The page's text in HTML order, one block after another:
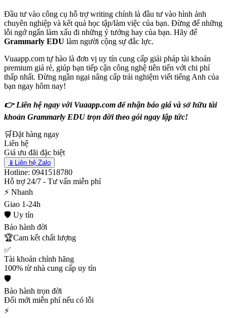
Đầu tư vào công cụ hỗ trợ writing chính là đầu tư vào hình ảnh
chuyên nghiệp và kết quả học tập/làm việc của bạn. Đừng để những
lỗi ngớ ngẩn làm xấu đi những ý tưởng hay của bạn. Hãy để
Grammarly EDU làm người cộng sự đắc lực.
Vuaapp.com tự hào là đơn vị uy tín cung cấp giải pháp tài khoản
premium giá rẻ, giúp bạn tiếp cận công nghệ tiên tiến với chi phí
thấp nhất. Đừng ngần ngại nâng cấp trải nghiệm viết tiếng Anh của
bạn ngay hôm nay!
👉 Liên hệ ngay với Vuaapp.com để nhận báo giá và sở hữu tài
khoản Grammarly EDU trọn đời theo gói ngay lập tức!
🛒Đặt hàng ngay
Liên hệ
Giá ưu đãi đặc biệt
📱 Liên hệ Zalo
Hotline: 0941518780
Hỗ trợ 24/7 - Tư vấn miễn phí
⚡ Nhanh
Giao 1-24h
🛡️ Uy tín
Bảo hành đời
🏆Cam kết chất lượng
✅
Tài khoản chính hãng
100% từ nhà cung cấp uy tín
🛡️
Bảo hành trọn đời
Đổi mới miễn phí nếu có lỗi
⚡